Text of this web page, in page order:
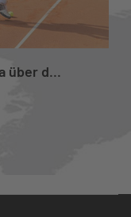
über d...